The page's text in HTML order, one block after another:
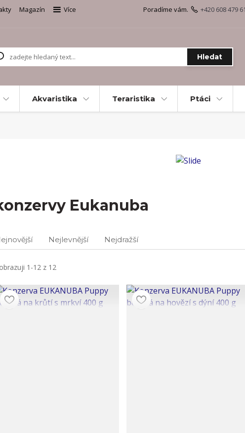
Magazín
Více
Hledat
Poradíme vám. +420 608 479
Akvaristika Teraristika Ptáci
Eukanuba
Nejlevnější Nejdražší
1-12 z 12